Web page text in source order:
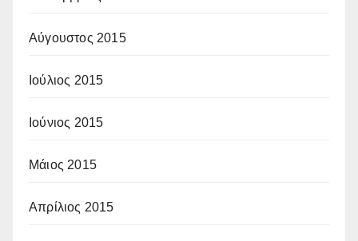
Αύγουστος 2015
Ιούλιος 2015
Ιούνιος 2015
Μάιος 2015
Απρίλιος 2015